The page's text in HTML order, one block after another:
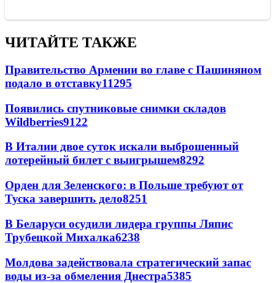
ЧИТАЙТЕ ТАКЖЕ
Правительство Армении во главе с Пашиняном
подало в отставку11295
Появились спутниковые снимки складов
Wildberries9122
В Италии двое суток искали выброшенный
лотерейный билет с выигрышем8292
Орден для Зеленского: в Польше требуют от
Туска завершить дело8251
В Беларуси осудили лидера группы Ляпис
Трубецкой Михалка6238
Молдова задействовала стратегический запас
воды из-за обмеления Днестра5385